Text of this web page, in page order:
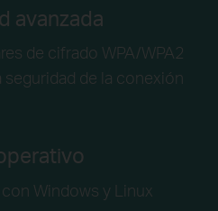
avanzada
de cifrado WPA/WPA2
seguridad de la conexión
Windows y Linux